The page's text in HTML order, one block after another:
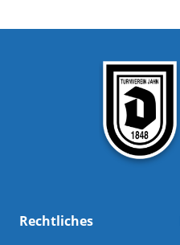
Rechtliches